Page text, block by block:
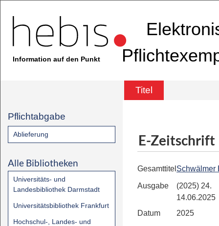
Information auf den Punkt
Titel
Pflichtabgabe
Ablieferung
Alle Bibliotheken
Universitäts- und
Landesbibliothek Darmstadt
Universitätsbibliothek Frankfurt
Hochschul-, Landes- und
E-Zeitschrift
Gesamttitel Schwälmer
Ausgabe
(2025) 24.
14.06.2025
Datum
2025